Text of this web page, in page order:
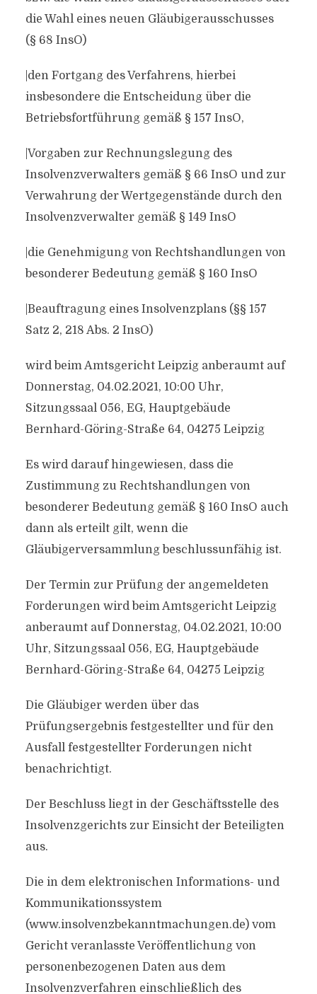
die Wahl eines neuen Gläubigerausschusses
(§ 68 InsO)
|den Fortgang des Verfahrens, hierbei
insbesondere die Entscheidung über die
Betriebsfortführung gemäß § 157 InsO,
|Vorgaben zur Rechnungslegung des
Insolvenzverwalters gemäß § 66 InsO und zur
Verwahrung der Wertgegenstände durch den
Insolvenzverwalter gemäß § 149 InsO
|die Genehmigung von Rechtshandlungen von
besonderer Bedeutung gemäß § 160 InsO
|Beauftragung eines Insolvenzplans (§§ 157
Satz 2, 218 Abs. 2 InsO)
wird beim Amtsgericht Leipzig anberaumt auf
Donnerstag, 04.02.2021, 10:00 Uhr,
Sitzungssaal 056, EG, Hauptgebäude
Bernhard-Göring-Straße 64, 04275 Leipzig
Es wird darauf hingewiesen, dass die
Zustimmung zu Rechtshandlungen von
besonderer Bedeutung gemäß § 160 InsO auch
dann als erteilt gilt, wenn die
Gläubigerversammlung beschlussunfähig ist.
Der Termin zur Prüfung der angemeldeten
Forderungen wird beim Amtsgericht Leipzig
anberaumt auf Donnerstag, 04.02.2021, 10:00
Uhr, Sitzungssaal 056, EG, Hauptgebäude
Bernhard-Göring-Straße 64, 04275 Leipzig
Die Gläubiger werden über das
Prüfungsergebnis festgestellter und für den
Ausfall festgestellter Forderungen nicht
benachrichtigt.
Der Beschluss liegt in der Geschäftsstelle des
Insolvenzgerichts zur Einsicht der Beteiligten
aus.
Die in dem elektronischen Informations- und
Kommunikationssystem
(www.insolvenzbekanntmachungen.de) vom
Gericht veranlasste Veröffentlichung von
personenbezogenen Daten aus dem
Insolvenzverfahren einschließlich des